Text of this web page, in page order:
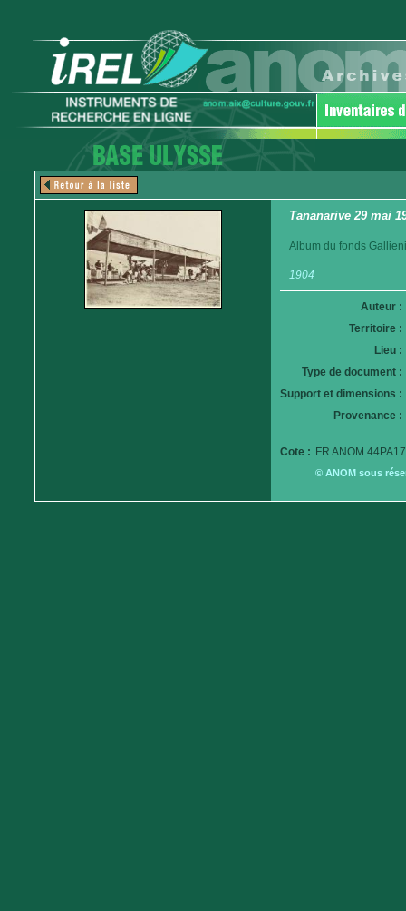
Tananarive 29 mai
Album du fonds
1904
Auteur :
Territoire :
Lieu :
Type de document :
Support et dimensions :
Provenance :
Cote : FR ANOM
© ANOM sous